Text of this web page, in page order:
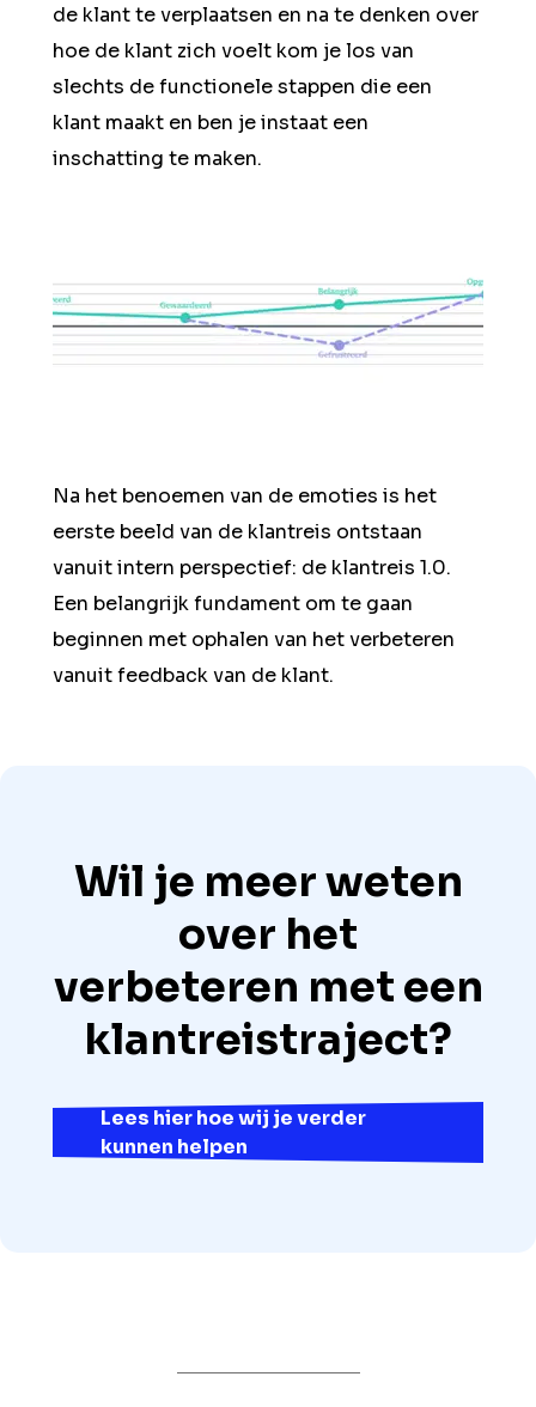
de klant te verplaatsen en na te denken over
hoe de klant zich voelt kom je los van
slechts de functionele stappen die een
klant maakt en ben je instaat een
inschatting te maken.
Na het benoemen van de emoties is het
eerste beeld van de klantreis ontstaan
vanuit intern perspectief: de klantreis 1.0.
Een belangrijk fundament om te gaan
beginnen met ophalen van het verbeteren
vanuit feedback van de klant.
Wil je meer weten
over het
verbeteren met een
klantreistraject?
Lees hier hoe wij je verder
kunnen helpen